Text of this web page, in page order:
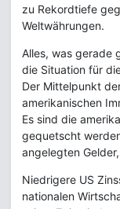
zu Rekordtiefe
Weltwährungen.
Alles, was gerade
die Situation für
Der Mittelpunkt
amerikanischen
Es sind die
gequetscht
angelegten
Niedrigere US
nationalen